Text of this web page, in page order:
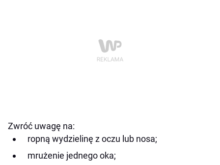
Zwróć uwagę na:
ropną wydzielinę z oczu lub nosa;
mrużenie jednego oka;